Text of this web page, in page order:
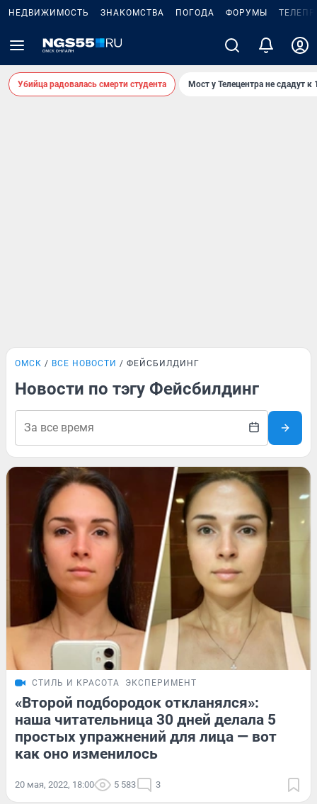
НЕДВИЖИМОСТЬ ЗНАКОМСТВА ПОГОДА ФОРУМЫ
Убийца радовалась смерти студента Мост у Телецентра не сдадут к
ОМСК ВСЕ НОВОСТИ ФЕЙСБИЛДИНГ
Новости по тэгу Фейсбилдинг
СТИЛЬ И КРАСОТА ЭКСПЕРИМЕНТ
«Второй подбородок откланялся»:
наша читательница 30 дней делала 5
простых упражнений для лица — вот
как оно изменилось
20 мая, 2022, 18:00 5 583 3